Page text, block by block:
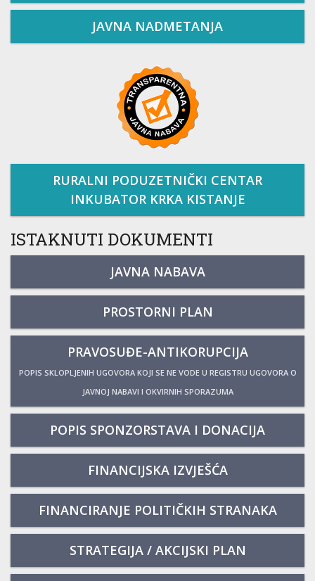
JAVNA NADMETANJA
RURALNI PODUZETNIČKI CENTAR
INKUBATOR KRKA KISTANJE
ISTAKNUTI DOKUMENTI
JAVNA NABAVA
PROSTORNI PLAN
PRAVOSUĐE-ANTIKORUPCIJA
POPIS SKLOPLJENIH UGOVORA KOJI SE NE VODE U REGISTRU UGOVORA O
JAVNOJ NABAVI I OKVIRNIH SPORAZUMA
POPIS SPONZORSTAVA I DONACIJA
FINANCIJSKA IZVJEŠĆA
FINANCIRANJE POLITIČKIH STRANAKA
STRATEGIJA / AKCIJSKI PLAN